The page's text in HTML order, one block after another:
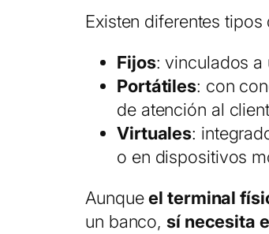
Existen diferentes
Fijos: vinculados a
Portátiles: con
de atención al
Virtuales:
o en dispositivos
Aunqueel terminal
un banco, sí necesita